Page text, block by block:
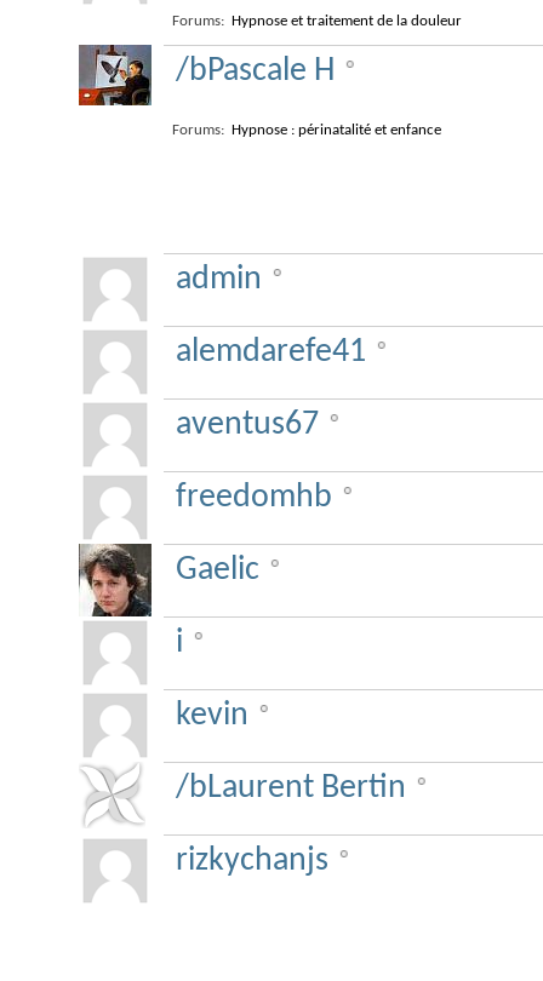
Forums: Hypnose et traitement de la douleur
/bPascale H
Forums: Hypnose : périnatalité et enfance
admin
alemdarefe41
aventus67
freedomhb
Gaelic
i
kevin
/bLaurent Bertin
rizkychanjs